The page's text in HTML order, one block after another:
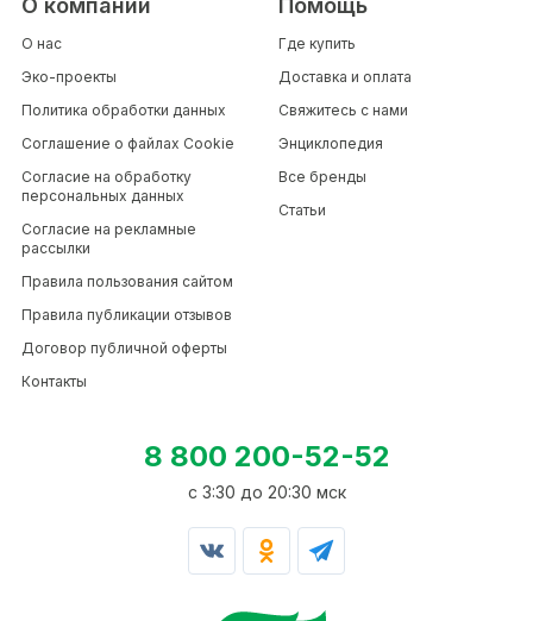
О компании
О нас
Эко-проекты
Политика обработки данных
Соглашение о файлах Cookie
Согласие на обработку
персональных данных
Согласие на рекламные
рассылки
Правила пользования сайтом
Правила публикации отзывов
Договор публичной оферты
Контакты
Помощь
Где купить
Доставка и оплата
Свяжитесь с нами
Энциклопедия
Все бренды
Статьи
8 800 200-52-52
c 3:30 до 20:30 мск